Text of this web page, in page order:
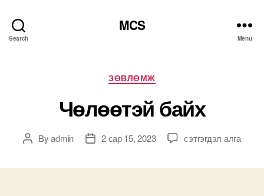
Search
MCS
Menu
Categories
ЗӨВЛӨМЖ
Чөлөөтэй байх
PostByadmin
Post2 сар 15, 2023
Чөлөөтэй
сэтгэгдэл алга